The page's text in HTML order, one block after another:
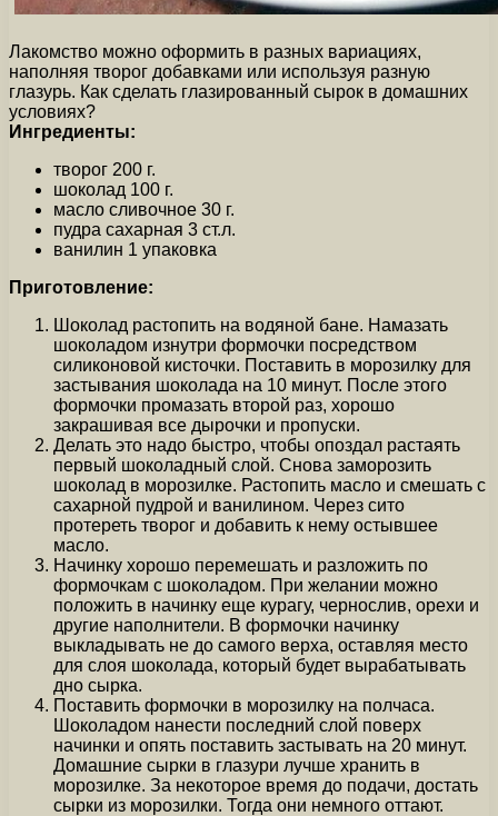
Лакомство можно оформить в разных вариациях,
наполняя творог добавками или используя разную
глазурь. Как сделать глазированный сырок в домашних
условиях?
Ингредиенты:
творог 200 г.
шоколад 100 г.
масло сливочное 30 г.
пудра сахарная 3 ст.л.
ванилин 1 упаковка
Приготовление:
Шоколад растопить на водяной бане. Намазать
шоколадом изнутри формочки посредством
силиконовой кисточки. Поставить в морозилку для
застывания шоколада на 10 минут. После этого
формочки промазать второй раз, хорошо
закрашивая все дырочки и пропуски.
Делать это надо быстро, чтобы опоздал растаять
первый шоколадный слой. Снова заморозить
шоколад в морозилке. Растопить масло и смешать с
сахарной пудрой и ванилином. Через сито
протереть творог и добавить к нему остывшее
масло.
Начинку хорошо перемешать и разложить по
формочкам с шоколадом. При желании можно
положить в начинку еще курагу, чернослив, орехи и
другие наполнители. В формочки начинку
выкладывать не до самого верха, оставляя место
для слоя шоколада, который будет вырабатывать
дно сырка.
Поставить формочки в морозилку на полчаса.
Шоколадом нанести последний слой поверх
начинки и опять поставить застывать на 20 минут.
Домашние сырки в глазури лучше хранить в
морозилке. За некоторое время до подачи, достать
сырки из морозилки. Тогда они немного оттают.